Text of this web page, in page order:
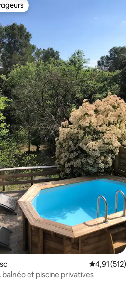
les plus appréciés
Évaluation
4,91 (512)
et piscine privatives